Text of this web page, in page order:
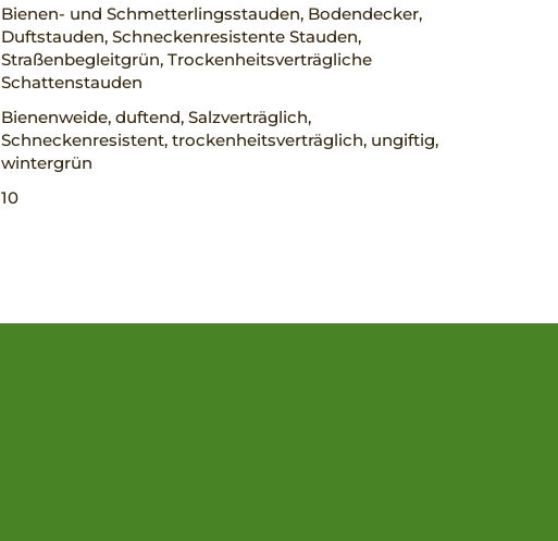
Bienen- und Schmetterlingsstauden, Bodendecker,
Duftstauden, Schneckenresistente Stauden,
Straßenbegleitgrün, Trockenheitsverträgliche
Schattenstauden
Bienenweide, duftend, Salzverträglich,
Schneckenresistent, trockenheitsverträglich, ungiftig,
wintergrün
10